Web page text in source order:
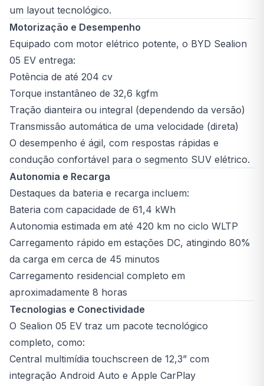
um layout tecnológico.
Motorização e Desempenho
Equipado com motor elétrico potente, o BYD Sealion
05 EV entrega:
Potência de até 204 cv
Torque instantâneo de 32,6 kgfm
Tração dianteira ou integral (dependendo da versão)
Transmissão automática de uma velocidade (direta)
O desempenho é ágil, com respostas rápidas e
condução confortável para o segmento SUV elétrico.
Autonomia e Recarga
Destaques da bateria e recarga incluem:
Bateria com capacidade de 61,4 kWh
Autonomia estimada em até 420 km no ciclo WLTP
Carregamento rápido em estações DC, atingindo 80%
da carga em cerca de 45 minutos
Carregamento residencial completo em
aproximadamente 8 horas
Tecnologias e Conectividade
O Sealion 05 EV traz um pacote tecnológico
completo, como:
Central multimídia touchscreen de 12,3” com
integração Android Auto e Apple CarPlay